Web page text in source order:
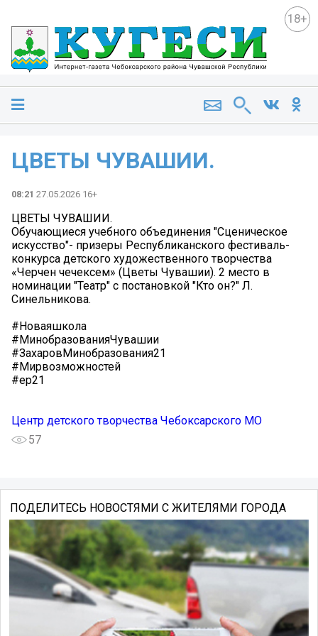
18+
ЦВЕТЫ ЧУВАШИИ.
08:21 27.05.2026 16+
ЦВЕТЫ ЧУВАШИИ.
Обучающиеся учебного объединения "Сценическое
искусство"- призеры Республиканского фестиваль-
конкурса детского художественного творчества
«Черчен чечексем» (Цветы Чувашии). 2 место в
номинации "Театр" с постановкой "Кто он?" Л.
Синельникова.
#Новаяшкола
#МинобразованияЧувашии
#ЗахаровМинобразования21
#Мирвозможностей
#ер21
Центр детского творчества Чебоксарского МО
57
ПОДЕЛИТЕСЬ НОВОСТЯМИ С ЖИТЕЛЯМИ ГОРОДА